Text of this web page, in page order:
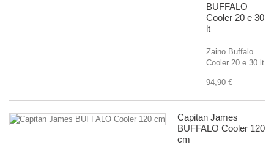
BUFFALO
Cooler 20 e 30
lt
Zaino Buffalo
Cooler 20 e 30 lt
94,90 €
Capitan James
BUFFALO Cooler 120
cm